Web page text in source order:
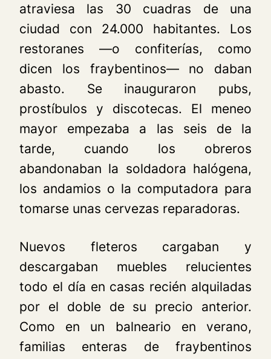
atraviesa las 30 cuadras de una
ciudad con 24.000 habitantes. Los
restoranes —o confiterías, como
dicen los fraybentinos— no daban
abasto. Se inauguraron pubs,
prostíbulos y discotecas. El meneo
mayor empezaba a las seis de la
tarde, cuando los obreros
abandonaban la soldadora halógena,
los andamios o la computadora para
tomarse unas cervezas reparadoras.
Nuevos fleteros cargaban y
descargaban muebles relucientes
todo el día en casas recién alquiladas
por el doble de su precio anterior.
Como en un balneario en verano,
familias enteras de fraybentinos